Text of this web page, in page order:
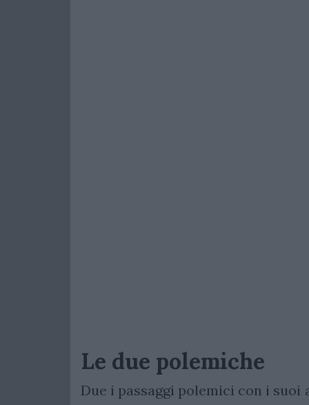
Le due polemiche
Due i passaggi polemici con i